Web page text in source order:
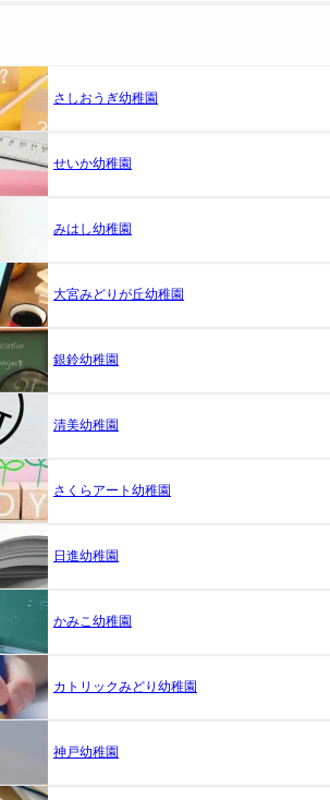
さしおうぎ幼稚園
せいか幼稚園
みはし幼稚園
大宮みどりが丘幼稚園
銀鈴幼稚園
清美幼稚園
さくらアート幼稚園
日進幼稚園
かみこ幼稚園
カトリックみどり幼稚園
神戸幼稚園